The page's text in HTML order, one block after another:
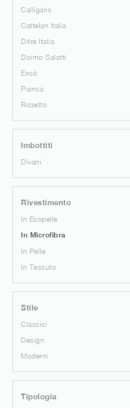
Calligaris
Cattelan Italia
Ditre Italia
Doimo Salotti
Excò
Pianca
Rizzetto
Imbottiti
Divani
Rivestimento
In Ecopelle
In Microfibra
In Pelle
In Tessuto
Stile
Classici
Design
Moderni
Tipologia